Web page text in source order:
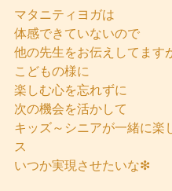
マタニティヨガは
体感できていないので
他の先生をお伝えしてます
こどもの様に
楽しむ心を忘れずに
次の機会を活かして
キッズ～シニアが一緒に楽
ス
いつか実現させたいな❇